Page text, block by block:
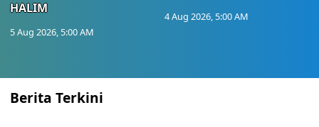
HALIM
5 Aug 2026, 5:00 AM
4 Aug 2026, 5:00 AM
Berita Terkini